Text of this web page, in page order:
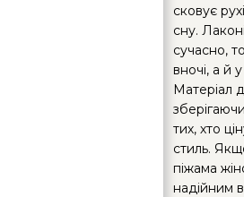
сковує
сну.
сучасно,
вночі, а й
Матеріал
тих, хто
стиль.
піжама
надійним